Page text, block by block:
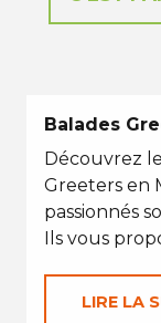
Balades
Découvrez
Greeters en
passionnés
Ils vous
LIRE LA